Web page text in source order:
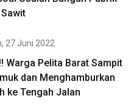
27 Juni 2022
Warga Pelita Barat Sampit
dan Menghamburkan
ke Tengah Jalan